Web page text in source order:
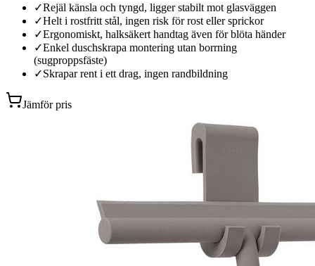
✓Rejäl känsla och tyngd, ligger stabilt mot glasväggen
✓Helt i rostfritt stål, ingen risk för rost eller sprickor
✓Ergonomiskt, halksäkert handtag även för blöta händer
✓Enkel duschskrapa montering utan borrning
(sugproppsfäste)
✓Skrapar rent i ett drag, ingen randbildning
Jämför pris